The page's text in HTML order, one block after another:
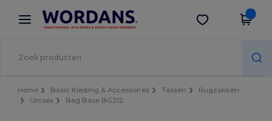
× Wordans-app
Betere prijzen in de app!
Download app
Home Basic Kleding & Accessoires Tassen
Rugzakken
Unisex
Bag Base BG212